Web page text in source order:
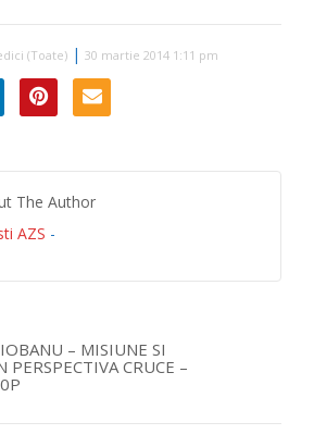
(Toate) | 30 martie 2014 1:11 pm
The Author
AZS -
– MISIUNE SI
PERSPECTIVA CRUCE –